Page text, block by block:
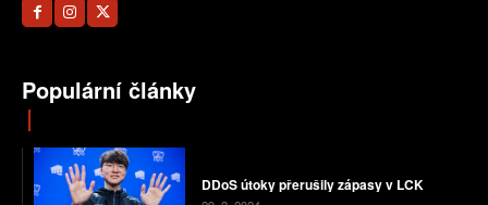
Populární články
DDoS útoky přerušily zápasy v LCK